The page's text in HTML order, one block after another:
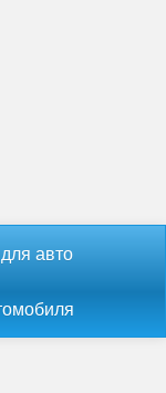
авто